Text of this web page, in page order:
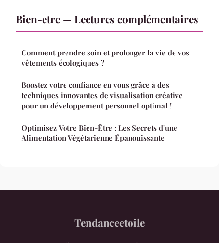
Bien-etre — Lectures complémentaires
Comment prendre soin et prolonger la vie de vos
vêtements écologiques ?
Boostez votre confiance en vous grâce à des
techniques innovantes de visualisation créative
pour un développement personnel optimal !
Optimisez Votre Bien-Être : Les Secrets d'une
Alimentation Végétarienne Épanouissante
Tendanceetoile